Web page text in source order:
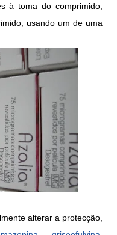
à toma do comprimido,
usando um de uma
alterar a protecção,